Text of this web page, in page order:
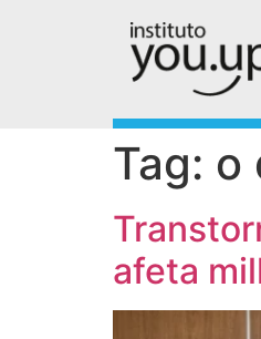
Tag: o
afeta